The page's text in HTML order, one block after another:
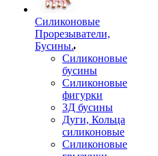
Силиконовые
Прорезыватели,
Бусины.
Силиконовые
бусины
Силиконовые
фигурки
3Д бусины
Дуги, Кольца
силиконовые
Силиконовые